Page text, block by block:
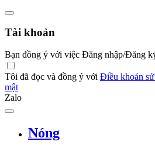
Tài khoản
Bạn đồng ý với việc Đăng nhập/Đăng
Tôi đã đọc và đồng ý với Điều khoản
mật
Zalo
Nóng